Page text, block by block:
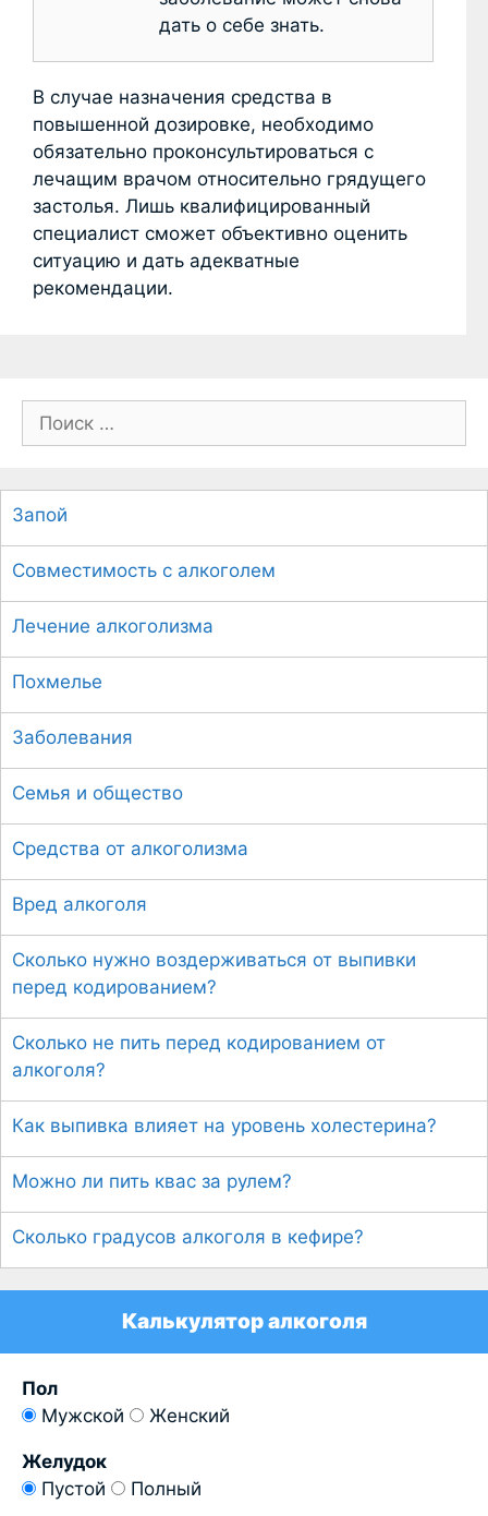
дать о себе знать.
В случае назначения средства в
повышенной дозировке, необходимо
обязательно проконсультироваться с
лечащим врачом относительно грядущего
застолья. Лишь квалифицированный
специалист сможет объективно оценить
ситуацию и дать адекватные
рекомендации.
о
с
к
:
Запой
Совместимость с алкоголем
Лечение алкоголизма
Похмелье
Заболевания
Семья и общество
Средства от алкоголизма
Вред алкоголя
Сколько нужно воздерживаться от выпивки
перед кодированием?
Сколько не пить перед кодированием от
алкоголя?
Как выпивка влияет на уровень холестерина?
Можно ли пить квас за рулем?
Сколько градусов алкоголя в кефире?
Калькулятор алкоголя
Пол
Мужской
Женский
Желудок
Пустой
Полный